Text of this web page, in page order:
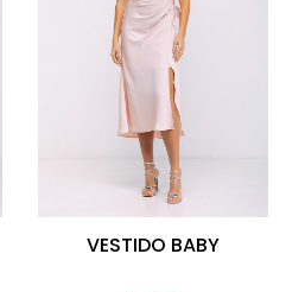
VESTIDO BABY